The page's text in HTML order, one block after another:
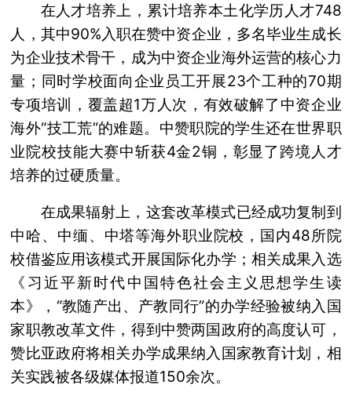
在人才培养上，累计培养本土化学历人才748
人，其中90%入职在赞中资企业，多名毕业生成长
为企业技术骨干，成为中资企业海外运营的核心力
量；同时学校面向企业员工开展23个工种的70期
专项培训，覆盖超1万人次，有效破解了中资企业
海外“技工荒”的难题。中赞职院的学生还在世界职
业院校技能大赛中斩获4金2铜，彰显了跨境人才
培养的过硬质量。
在成果辐射上，这套改革模式已经成功复制到
中哈、中缅、中塔等海外职业院校，国内48所院
校借鉴应用该模式开展国际化办学；相关成果入选
《习近平新时代中国特色社会主义思想学生读
本》，“教随产出、产教同行”的办学经验被纳入国
家职教改革文件，得到中赞两国政府的高度认可，
赞比亚政府将相关办学成果纳入国家教育计划，相
关实践被各级媒体报道150余次。